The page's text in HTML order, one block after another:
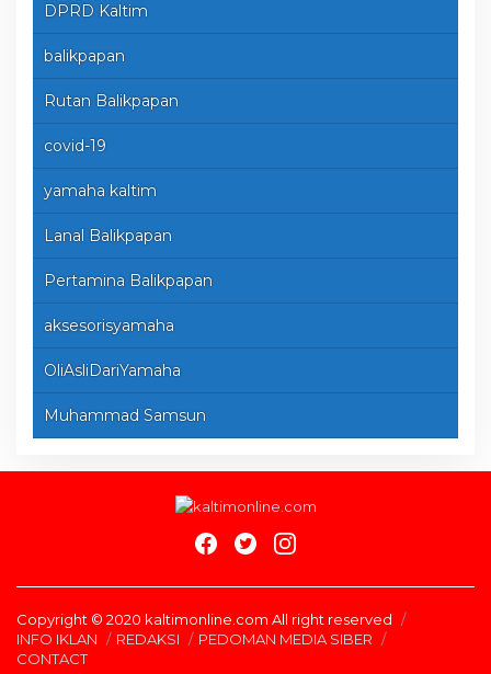
DPRD Kaltim
balikpapan
Rutan Balikpapan
covid-19
yamaha kaltim
Lanal Balikpapan
Pertamina Balikpapan
aksesorisyamaha
OliAsliDariYamaha
Muhammad Samsun
Copyright © 2020 kaltimonline.com All right reserved
INFO IKLAN
REDAKSI
PEDOMAN MEDIA SIBER
CONTACT